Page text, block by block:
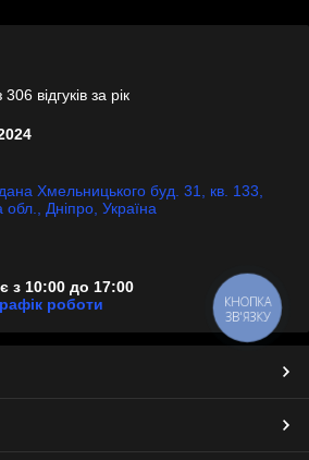
відгуків за рік
Хмельницького буд. 31, кв. 133,
обл., Дніпро, Україна
з 10:00 до 17:00
роботи
КНОПКА
ЗВ'ЯЗКУ